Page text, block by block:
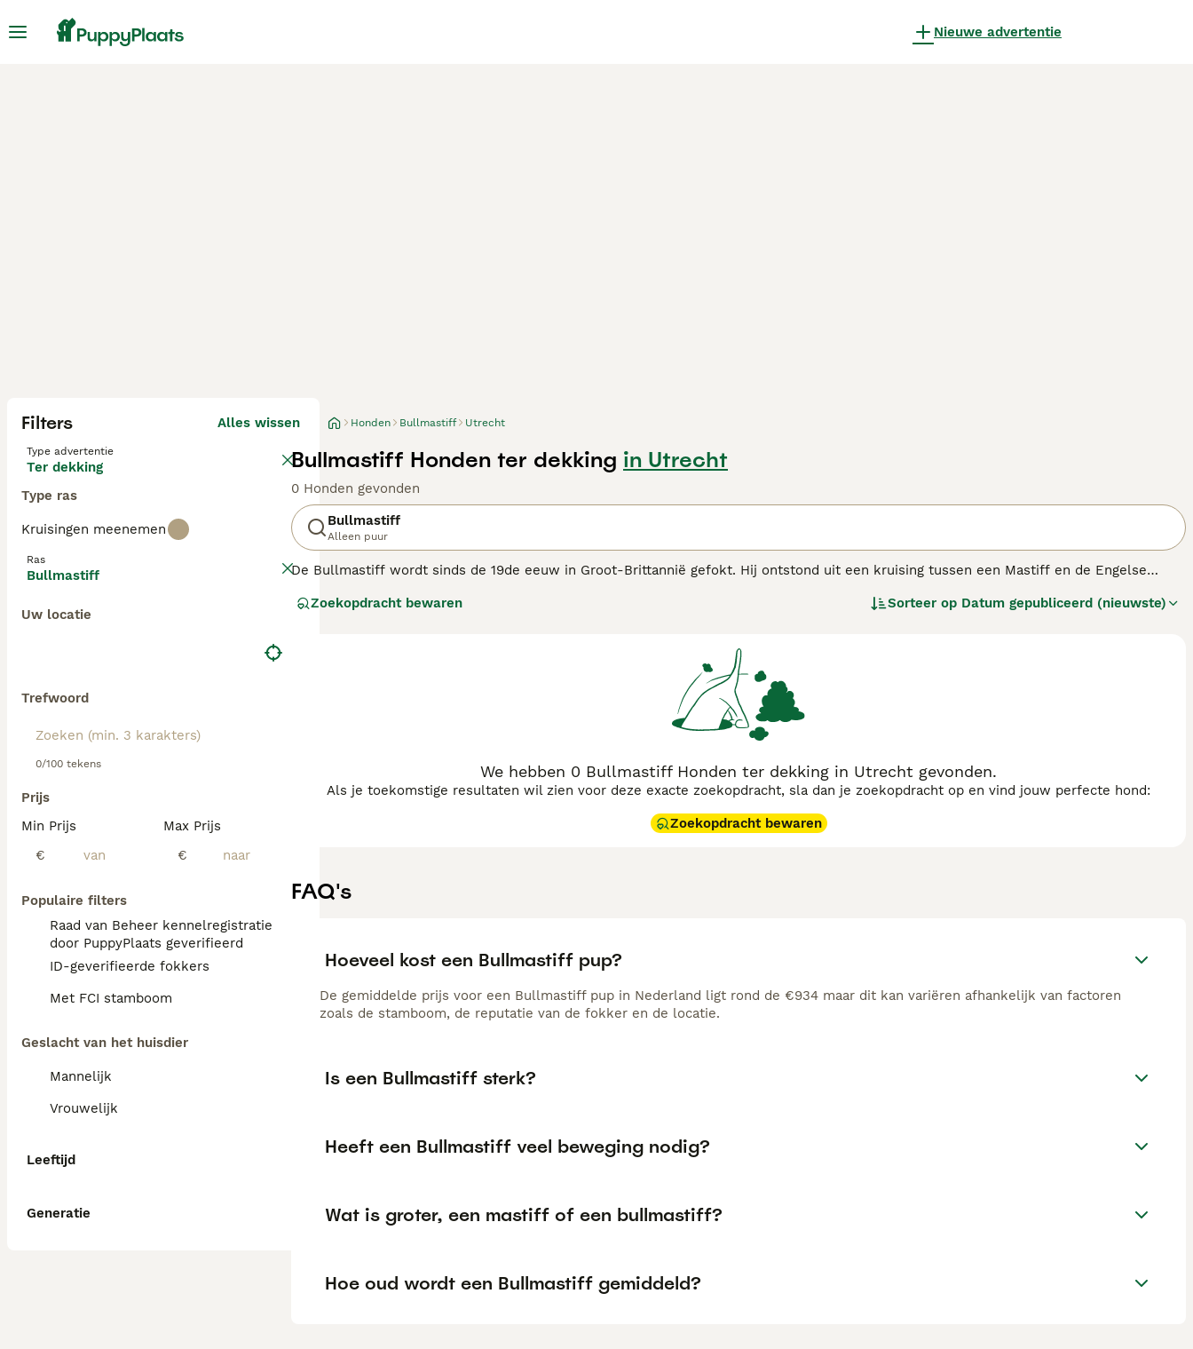
Nieuwe advertentie
Filters Alles wissen
Type advertentie
Ter dekking
Type ras
Kruisingen meenemen
Ras
Bullmastiff
Uw locatie
Trefwoord
0/100 tekens
Prijs
Min Prijs
€
Max Prijs
€
Populaire filters
Raad van Beheer kennelregistratie
door PuppyPlaats geverifieerd
ID-geverifieerde fokkers
Met FCI stamboom
Geslacht van het huisdier
Mannelijk
Vrouwelijk
Leeftijd
Generatie
Honden Bullmastiff Utrecht
Bullmastiff Honden ter dekking in Utrecht
0 Honden gevonden
Bullmastiff
Alleen puur
De Bullmastiff wordt sinds de 19de eeuw in Groot-Brittannië gefokt. Hij ontstond uit een kruising tussen een Mastiff en de Engelse
gezelschapshonden geworden. Ze staan bekend als temperamentvol, intelligent en alert en worden snel loyale familieleden.
Zoekopdracht bewaren Sorteer op Datum gepubliceerd (nieuwste)
We hebben 0 Bullmastiff Honden ter dekking in Utrecht gevonden.
Als je toekomstige resultaten wil zien voor deze exacte zoekopdracht, sla dan je zoekopdracht op en vind jouw perfecte hond:
Zoekopdracht bewaren
FAQ's
Hoeveel kost een Bullmastiff pup?
De gemiddelde prijs voor een Bullmastiff pup in Nederland ligt rond de €934 maar dit kan variëren afhankelijk van factoren
zoals de stamboom, de reputatie van de fokker en de locatie.
Is een Bullmastiff sterk?
Heeft een Bullmastiff veel beweging nodig?
Wat is groter, een mastiff of een bullmastiff?
Hoe oud wordt een Bullmastiff gemiddeld?